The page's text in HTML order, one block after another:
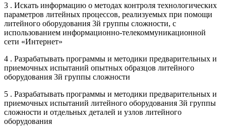
3 . Искать информацию о методах контроля технологических
параметров литейных процессов, реализуемых при помощи
литейного оборудования 3й группы сложности, с
использованием информационно-телекоммуникационной
сети «Интернет»
4 . Разрабатывать программы и методики предварительных и
приемочных испытаний опытных образцов литейного
оборудования 3й группы сложности
5 . Разрабатывать программы и методики предварительных и
приемочных испытаний литейного оборудования 3й группы
сложности и отдельных деталей и узлов литейного
оборудования